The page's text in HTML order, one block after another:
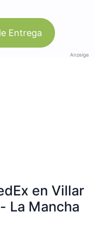
Entrega
Anzeige
en Villar
La Mancha